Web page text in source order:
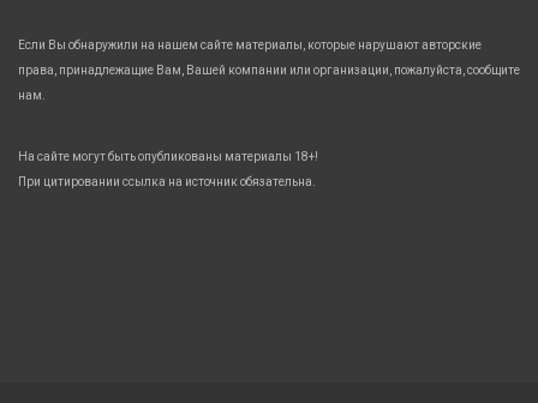
Если Вы обнаружили на нашем сайте материалы, которые нарушают авторские
права, принадлежащие Вам, Вашей компании или организации, пожалуйста, сообщите
нам.
На сайте могут быть опубликованы материалы 18+!
При цитировании ссылка на источник обязательна.